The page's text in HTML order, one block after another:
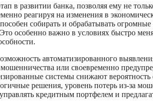
в развитии банка, позволяя ему не
реагируя на изменения в
собирать и обрабатывать
особенно важно в условиях быстро
автоматизированного
или своевременно
системы снижают
решения, уровень потерь из-за
кредитным портфелем и